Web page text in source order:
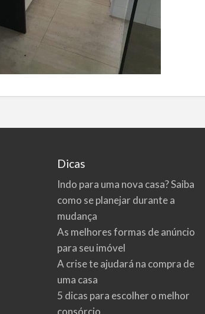
Dicas
Indo para uma nova casa? Saiba
como se planejar durante a
mudança
As melhores formas de anúncio
para seu imóvel
A crise te ajudará na compra de
uma casa
5 dicas para escolher o melhor
consórcio